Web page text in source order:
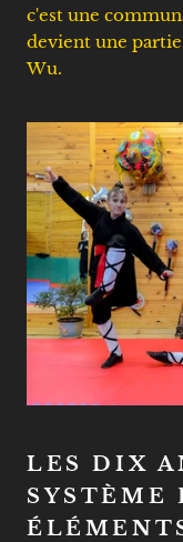
c'est une
devient une
Wu.
LES DIX
SYSTÈME